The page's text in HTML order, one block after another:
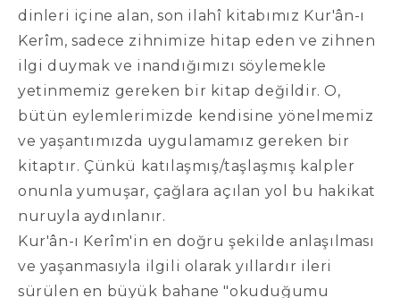
dinleri içine alan, son ilahî kitabımız Kur'ân-ı
Kerîm, sadece zihnimize hitap eden ve zihnen
ilgi duymak ve inandığımızı söylemekle
yetinmemiz gereken bir kitap değildir. O,
bütün eylemlerimizde kendisine yönelmemiz
ve yaşantımızda uygulamamız gereken bir
kitaptır. Çünkü katılaşmış/taşlaşmış kalpler
onunla yumuşar, çağlara açılan yol bu hakikat
nuruyla aydınlanır.
Kur'ân-ı Kerîm'in en doğru şekilde anlaşılması
ve yaşanmasıyla ilgili olarak yıllardır ileri
sürülen en büyük bahane "okuduğumu